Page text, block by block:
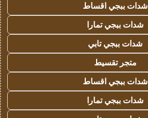
شدات ببجي اقساط
شدات ببجي تمارا
شدات ببجي تابي
متجر تقسيط
شدات ببجي اقساط
شدات ببجي تمارا